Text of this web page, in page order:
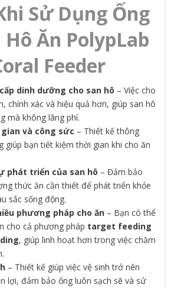
Sử Dụng Ống
Hô Ăn PolypLab
Feeder
dinh dưỡng cho san hô – Việc cho
chính xác và hiệu quả hơn, giúp san hô
mà không lãng phí.
và công sức – Thiết kế thông
giúp bạn tiết kiệm thời gian khi cho ăn
phát triển của san hô – Đảm bảo
thức ăn cần thiết để phát triển khỏe
sắc sống động.
phương pháp cho ăn – Bạn có thể
cho cả phương pháp target feeding
, giúp linh hoạt hơn trong việc chăm
– Thiết kế giúp việc vệ sinh trở nên
lợi, đảm bảo ống luôn sạch sẽ và sử